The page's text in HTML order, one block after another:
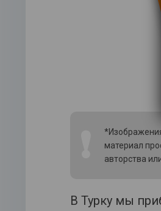
материал
авторства
В Турку мы